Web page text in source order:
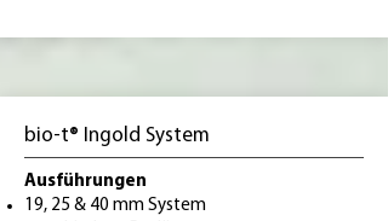
bio-t® Ingold System
Ausführungen
19, 25 & 40 mm System